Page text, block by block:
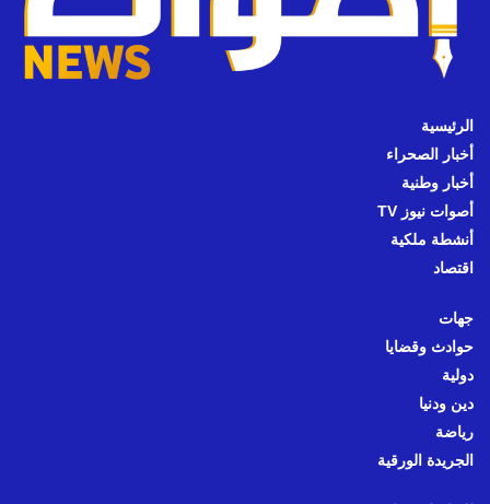
الرئيسية
أخبار الصحراء
أخبار وطنية
أصوات نيوز TV
أنشطة ملكية
اقتصاد
جهات
حوادث وقضايا
دولية
دين ودنيا
رياضة
الجريدة الورقية